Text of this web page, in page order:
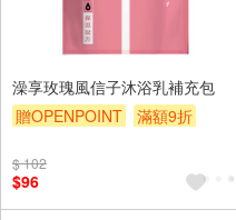
澡享玫瑰風信子沐浴乳補充包
贈OPENPOINT
滿額9折
$ 102
$96